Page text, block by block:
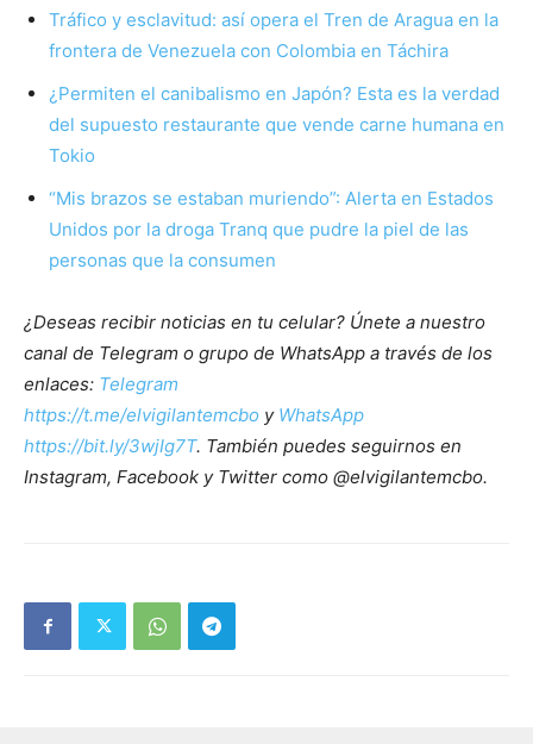
Tráfico y esclavitud: así opera el Tren de Aragua en la
frontera de Venezuela con Colombia en Táchira
¿Permiten el canibalismo en Japón? Esta es la verdad
del supuesto restaurante que vende carne humana en
Tokio
“Mis brazos se estaban muriendo”: Alerta en Estados
Unidos por la droga Tranq que pudre la piel de las
personas que la consumen
¿Deseas recibir noticias en tu celular? Únete a nuestro
canal de Telegram o grupo de WhatsApp a través de los
enlaces: Telegram
https://t.me/elvigilantemcbo y WhatsApp
https://bit.ly/3wjIg7T. También puedes seguirnos en
Instagram, Facebook y Twitter como @elvigilantemcbo.